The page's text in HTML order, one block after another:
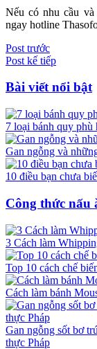
Nếu có nhu cầu
ngay hotline
Post trước
Post kế tiếp
Bài viết nổi bật
7 loại bánh quy
Gan ngỗng và
10 điều bạn chưa
Công thức nấu
3 Cách làm
Top 10 cách chế
Cách làm bánh
Gan ngỗng sốt bơ
thực Pháp